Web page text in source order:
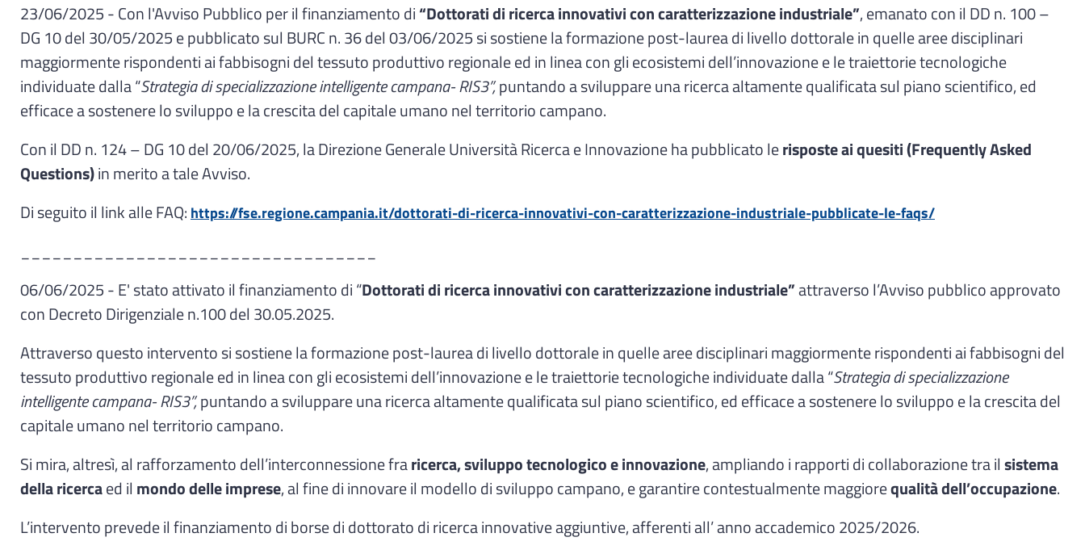
23/06/2025 - Con l'Avviso Pubblico per il finanziamento di “Dottorati di ricerca innovativi con caratterizzazione industriale”, emanato con il DD n. 100 –
DG 10 del 30/05/2025 e pubblicato sul BURC n. 36 del 03/06/2025 si sostiene la formazione post-laurea di livello dottorale in quelle aree disciplinari
maggiormente rispondenti ai fabbisogni del tessuto produttivo regionale ed in linea con gli ecosistemi dell’innovazione e le traiettorie tecnologiche
individuate dalla “Strategia di specializzazione intelligente campana- RIS3”,puntando a sviluppare una ricerca altamente qualificata sul piano scientifico, ed
efficace a sostenere lo sviluppo e la crescita del capitale umano nel territorio campano.
Con il DD n. 124 – DG 10 del 20/06/2025, la Direzione Generale Università Ricerca e Innovazione ha pubblicato lerisposte ai quesiti (Frequently Asked
Questions)in merito a tale Avviso.
Di seguito il link alle FAQ: https://fse.regione.campania.it/dottorati-di-ricerca-innovativi-con-caratterizzazione-industriale-pubblicate-le-faqs/
06/06/2025 - E' stato attivato il finanziamento di “Dottorati di ricerca innovativi con caratterizzazione industriale”attraverso l’Avviso pubblico approvato
con Decreto Dirigenziale n.100 del 30.05.2025.
Attraverso questo intervento si sostiene la formazione post-laurea di livello dottorale in quelle aree disciplinari maggiormente rispondenti ai fabbisogni del
tessuto produttivo regionale ed in linea con gli ecosistemi dell’innovazione e le traiettorie tecnologiche individuate dalla “Strategia di specializzazione
intelligente campana- RIS3”,puntando a sviluppare una ricerca altamente qualificata sul piano scientifico, ed efficace a sostenere lo sviluppo e la crescita del
capitale umano nel territorio campano.
Si mira, altresì, al rafforzamento dell’interconnessione fraricerca, sviluppo tecnologico e innovazione, ampliando i rapporti di collaborazione tra il sistema
della ricercaed il mondo delle imprese, al fine di innovare il modello di sviluppo campano, e garantire contestualmente maggiorequalità dell’occupazione.
L’intervento prevede il finanziamento di borse di dottorato di ricerca innovative aggiuntive, afferenti all’ anno accademico 2025/2026.